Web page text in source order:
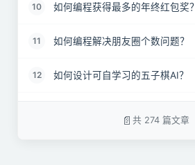
10 如何编程获得最多的年终红包奖？
11 如何编程解决朋友圈个数问题？
12 如何设计可自学习的五子棋AI？
共 274 篇文章